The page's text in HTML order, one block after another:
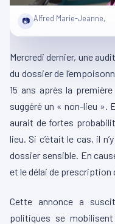
📷 Alfred Marie-Jeanne,
Mercredi dernier, une
du dossier de
15 ans après la
suggéré un « non-lieu ».
aurait de fortes
lieu. Si c’était le cas, il
dossier sensible. En
et le délai de prescription
Cette annonce a
politiques se